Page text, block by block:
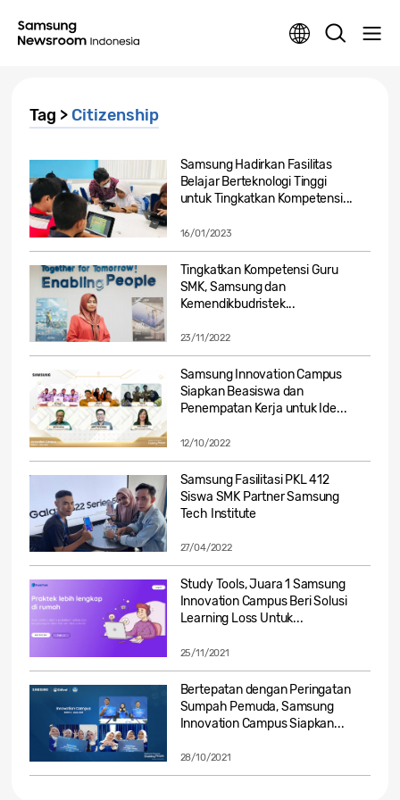
Tag > Citizenship
Samsung Hadirkan Fasilitas
Belajar Berteknologi Tinggi
untuk Tingkatkan Kompetensi...
16/01/2023
Tingkatkan Kompetensi Guru
SMK, Samsung dan
Kemendikbudristek...
23/11/2022
Samsung Innovation Campus
Siapkan Beasiswa dan
Penempatan Kerja untuk Ide...
12/10/2022
Samsung Fasilitasi PKL 412
Siswa SMK Partner Samsung
Tech Institute
27/04/2022
Study Tools, Juara 1 Samsung
Innovation Campus Beri Solusi
Learning Loss Untuk...
25/11/2021
Bertepatan dengan Peringatan
Sumpah Pemuda, Samsung
Innovation Campus Siapkan...
28/10/2021